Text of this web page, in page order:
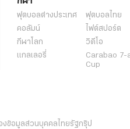
ฟุตบอลต่่างประเทศ
ฟุตบอลไทย
คอลัมน์
ไฟต์สปอร์ต
กีฬาโลก
วิดีโอ
แกลเลอรี่
Carabao 7-
Cup
งข้อมูลส่วนบุคคลไทยรัฐกรุ๊ป